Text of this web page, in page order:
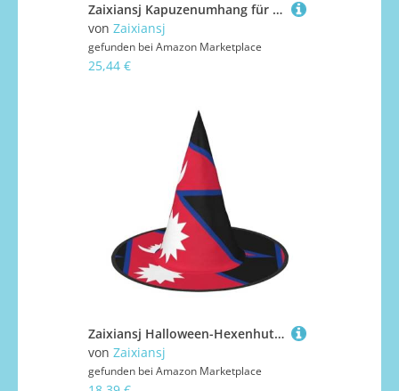
Zaixiansj Kapuzenumhang für Erwachsene, für Halloween, Party, Cosplay, schneebedeckte Berge, bedruckt, Kapuzenmantel, Kostüm, Umhang, Zubehör
von Zaixiansj
gefunden bei Amazon Marketplace
25,44 €
Zaixiansj Halloween-Hexenhut, Flagge von Nepal, Kopfbedeckung für Erwachsene, gruseliger Hut, Festival-Kopfbedeckung
von Zaixiansj
gefunden bei Amazon Marketplace